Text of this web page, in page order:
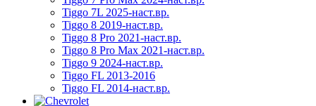
Tiggo 7L 2025-наст.вр.
Tiggo 8 2019-наст.вр.
Tiggo 8 Pro 2021-наст.вр.
Tiggo 8 Pro Max 2021-наст.вр.
Tiggo 9 2024-наст.вр.
Tiggo FL 2013-2016
Tiggo FL 2014-наст.вр.